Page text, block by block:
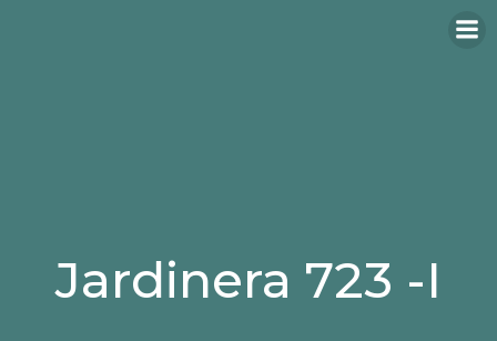
Jardinera 723 -I